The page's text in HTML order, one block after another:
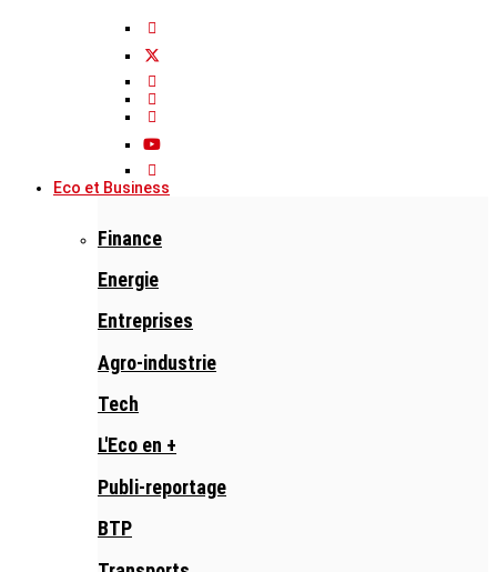
Eco et Business
Finance
Energie
Entreprises
Agro-industrie
Tech
L'Eco en +
Publi-reportage
BTP